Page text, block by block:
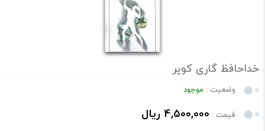
خداحافظ گاری کوپر
وضعیت : موجود
قیمت : 4,500,000 ریال